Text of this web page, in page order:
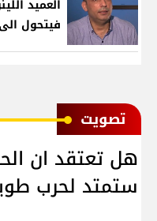
العميد
فيتحول
ﺗﺼﻮﻳﺖ
هل تعتقد ان
ستمتد لحرب